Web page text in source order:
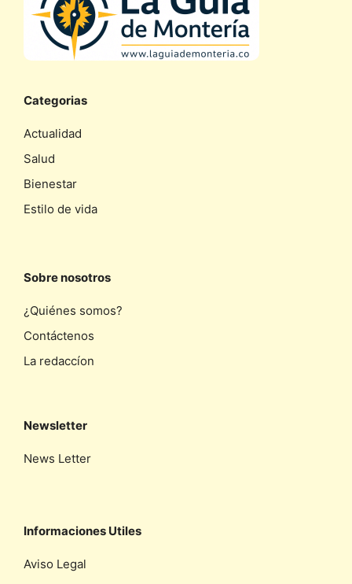
Categorias
Actualidad
Salud
Bienestar
Estilo de vida
Sobre nosotros
¿Quiénes somos?
Contáctenos
La redaccíon
Newsletter
News Letter
Informaciones Utiles
Aviso Legal